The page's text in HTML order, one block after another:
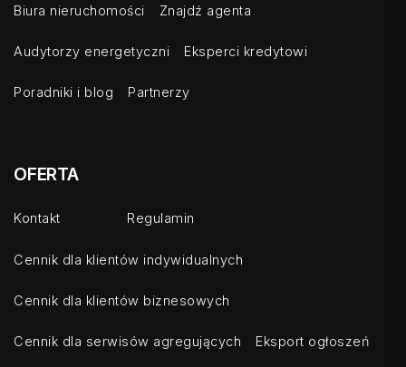
Biura nieruchomości Znajdź agenta
Audytorzy energetyczni Eksperci kredytowi
Poradniki i blog Partnerzy
OFERTA
Kontakt Regulamin
Cennik dla klientów indywidualnych
Cennik dla klientów biznesowych
Cennik dla serwisów agregujących Eksport ogłoszeń